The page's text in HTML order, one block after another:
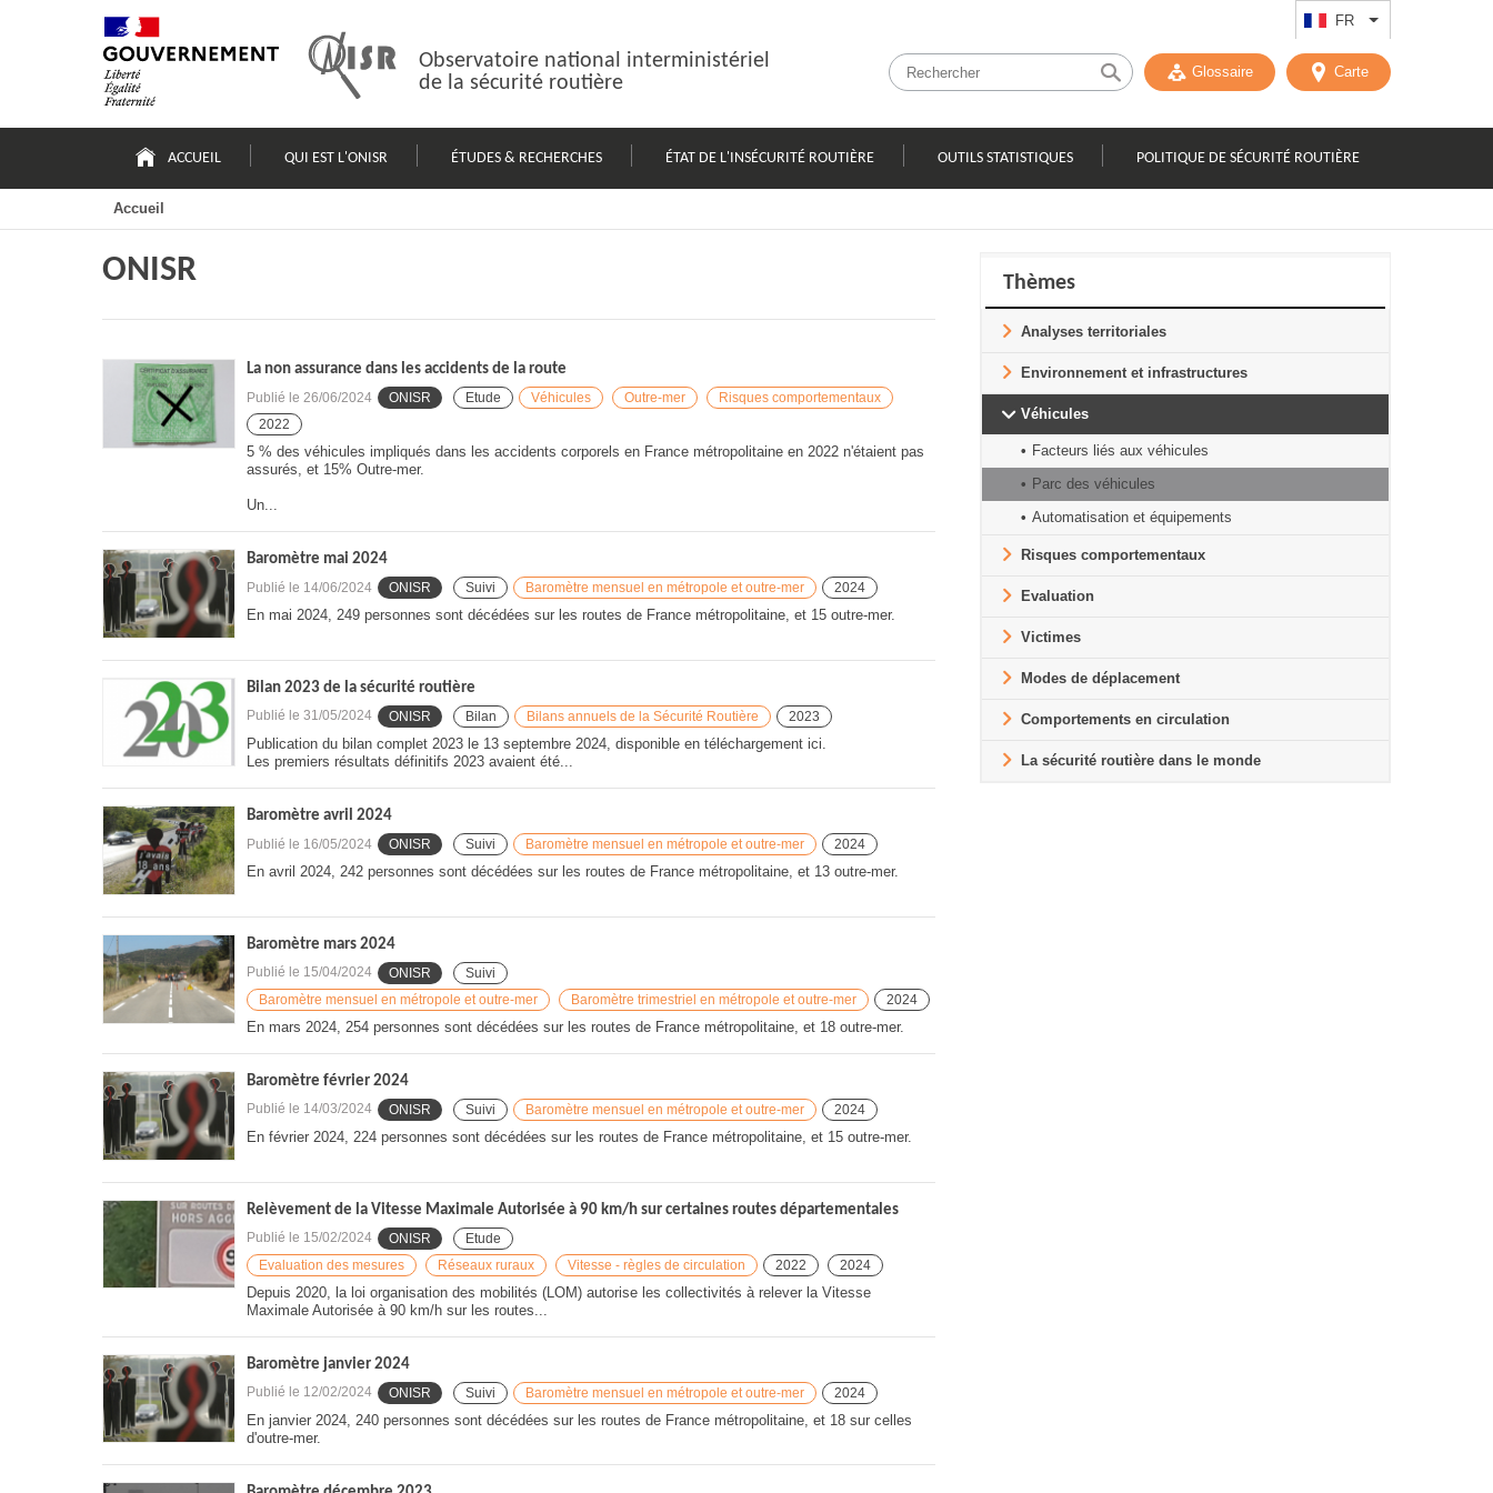
FR Lister les actions
Observatoire national interministériel
de la sécurité routière
Glossaire Carte
principale
ACCUEIL QUI EST L'ONISR ÉTUDES & RECHERCHES ÉTAT DE L'INSÉCURITÉ ROUTIÈRE OUTILS STATISTIQUES POLITIQUE DE SÉCURITÉ ROUTIÈRE
Accueil
ONISR
La non assurance dans les accidents de la route
Publié le 26/06/2024 ONISR Etude Véhicules Outre-mer
Risques comportementaux
2022
5 % des véhicules impliqués dans les accidents corporels en France métropolitaine en 2022 n'étaient pas
assurés, et 15% Outre-mer.
Un...
Baromètre mai 2024
Publié le 14/06/2024 ONISR Suivi Baromètre mensuel en métropole et outre-mer 2024
En mai 2024, 249 personnes sont décédées sur les routes de France métropolitaine, et 15 outre-mer.
Bilan 2023 de la sécurité routière
Publié le 31/05/2024 ONISR Bilan Bilans annuels de la Sécurité Routière 2023
Publication du bilan complet 2023 le 13 septembre 2024, disponible en téléchargement ici.
Les premiers résultats définitifs 2023 avaient été...
Baromètre avril 2024
Publié le 16/05/2024 ONISR Suivi Baromètre mensuel en métropole et outre-mer 2024
En avril 2024, 242 personnes sont décédées sur les routes de France métropolitaine, et 13 outre-mer.
Baromètre mars 2024
Publié le 15/04/2024 ONISR
Suivi
Baromètre mensuel en métropole et outre-mer
Baromètre trimestriel en métropole et outre-mer 2024
En mars 2024, 254 personnes sont décédées sur les routes de France métropolitaine, et 18 outre-mer.
Baromètre février 2024
Publié le 14/03/2024 ONISR Suivi Baromètre mensuel en métropole et outre-mer 2024
En février 2024, 224 personnes sont décédées sur les routes de France métropolitaine, et 15 outre-mer.
Relèvement de la Vitesse Maximale Autorisée à 90 km/h sur certaines routes départementales
Publié le 15/02/2024 ONISR
Etude
Evaluation des mesures
Réseaux ruraux Vitesse - règles de circulation 2022 2024
Depuis 2020, la loi organisation des mobilités (LOM) autorise les collectivités à relever la Vitesse
Maximale Autorisée à 90 km/h sur les routes...
Baromètre janvier 2024
Publié le 12/02/2024 ONISR Suivi Baromètre mensuel en métropole et outre-mer 2024
En janvier 2024, 240 personnes sont décédées sur les routes de France métropolitaine, et 18 sur celles
d'outre-mer.
Thèmes
Analyses territoriales
Environnement et infrastructures
Véhicules
Facteurs liés aux véhicules
Parc des véhicules
Automatisation et équipements
Risques comportementaux
Evaluation
Victimes
Modes de déplacement
Comportements en circulation
La sécurité routière dans le monde